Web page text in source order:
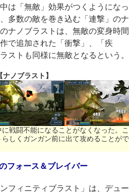
は「無敵」効果がつくようになっ
多数の敵を巻き込む「連撃」のナ
ナノブラストは、無敵の変身時間
で追加された「衝撃」、「疾
ストも同様に無敵となるという。
【ナノブラスト】
戦闘不能になることがなくなった。
しくガンガン前に出て攻めることが
フォース＆ブレイバー
フィニティブラスト」は、デュー